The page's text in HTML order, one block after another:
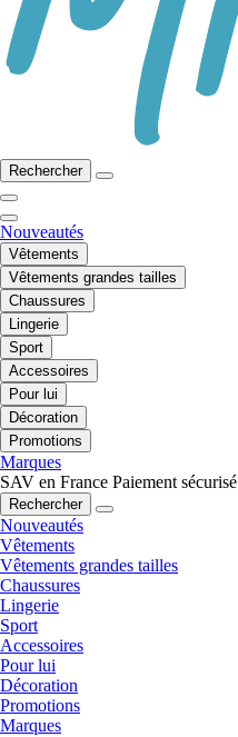
Rechercher
Nouveautés
Vêtements
Vêtements grandes tailles
Chaussures
Lingerie
Sport
Accessoires
Pour lui
Décoration
Promotions
Marques
SAV en France Paiement sécurisé
Rechercher
Nouveautés
Vêtements
Vêtements grandes tailles
Chaussures
Lingerie
Sport
Accessoires
Pour lui
Décoration
Promotions
Marques